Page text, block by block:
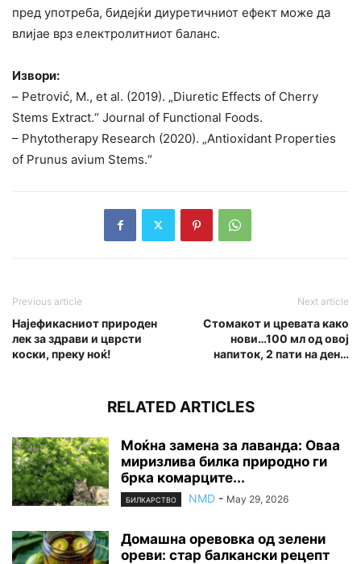
пред употреба, бидејќи диуретичниот ефект може да
влијае врз електролитниот баланс.
Извори:
– Petrović, M., et al. (2019). „Diuretic Effects of Cherry
Stems Extract.“ Journal of Functional Foods.
– Phytotherapy Research (2020). „Antioxidant Properties
of Prunus avium Stems.“
Previous article
Најефикасниот природен
лек за здрави и цврсти
коски, пpеку ноќ!
Next article
Стомакот и цревата како
нови…100 мл од овој
напиток, 2 пати на ден…
RELATED ARTICLES
Моќна замена за лаванда: Оваа
миризлива билка природно ги
брка комарците...
БИЛКАРСТВО NMD - May 29, 2026
Домашна оревовка од зелени
ореви: стар балкански рецепт